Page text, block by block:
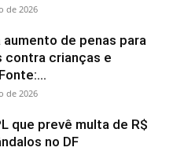
de 2026
aumento de penas para
contra crianças e
de 2026
que prevê multa de R$
no DF